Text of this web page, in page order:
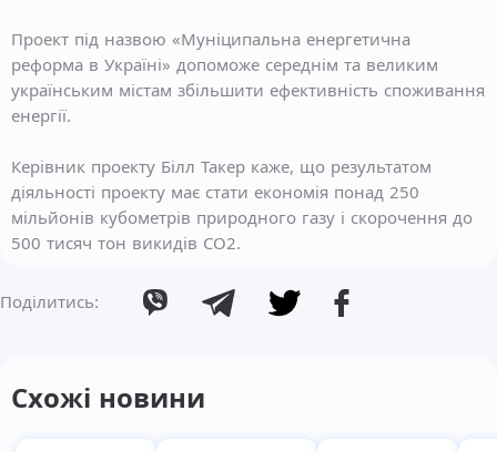
Проект під назвою «Муніципальна енергетична
реформа в Україні» допоможе середнім та великим
українським містам збільшити ефективність споживання
енергії.
Керівник проекту Білл Такер каже, що результатом
діяльності проекту має стати економія понад 250
мільйонів кубометрів природного газу і скорочення до
500 тисяч тон викидів СО2.
Поділитись:
Схожі новини